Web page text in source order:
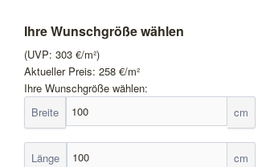
Ihre Wunschgröße wählen
(UVP: 303 €/m²)
Aktueller Preis: 258 €/m²
Ihre Wunschgröße wählen:
Breite
cm
Länge cm